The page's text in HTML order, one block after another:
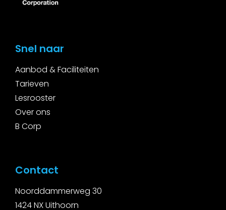
Snel naar
Aanbod & Faciliteiten
Tarieven
Lesrooster
Over ons
B Corp
Contact
Noorddammerweg 30
1424 NX Uithoorn